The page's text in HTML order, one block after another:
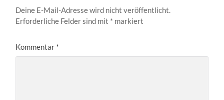
Deine E-Mail-Adresse wird nicht veröffentlicht.
Erforderliche Felder sind mit * markiert
Kommentar *